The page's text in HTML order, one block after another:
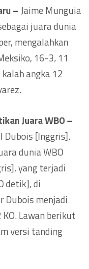
–Jaime Munguia
juara dunia
mengalahkan
16-3, 11
angka 12
Juara WBO –
Dubois [Inggris].
dunia WBO
yang terjadi
detik], di
Dubois menjadi
Lawan berikut
versi tanding